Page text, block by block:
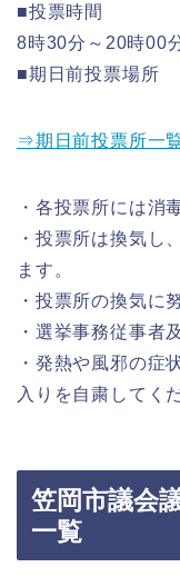
■投票時間
8時30分～20時00
■期日前投票場所
⇒期日前投票所一
・各投票所には消
・投票所は換気し
ます。
・投票所の換気に
・選挙事務従事者
・発熱や風邪の症
入りを自粛してく
笠岡市議会
一覧